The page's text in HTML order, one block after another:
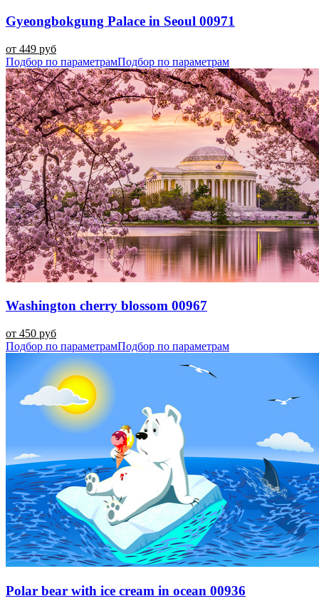
Gyeongbokgung Palace in Seoul 00971
от 449 руб
Подбор по параметрамПодбор по параметрам
Washington cherry blossom 00967
от 450 руб
Подбор по параметрамПодбор по параметрам
Polar bear with ice cream in ocean 00936